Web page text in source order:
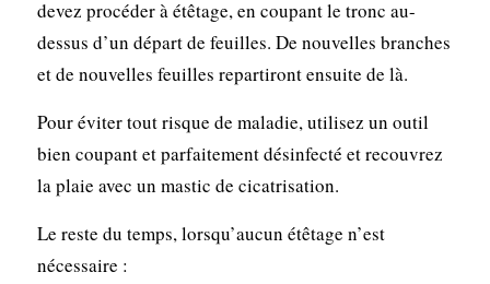
devez procéder à étêtage, en coupant le tronc au-
dessus d’un départ de feuilles. De nouvelles branches
et de nouvelles feuilles repartiront ensuite de là.
Pour éviter tout risque de maladie, utilisez un outil
bien coupant et parfaitement désinfecté et recouvrez
la plaie avec un mastic de cicatrisation.
Le reste du temps, lorsqu’aucun étêtage n’est
nécessaire :